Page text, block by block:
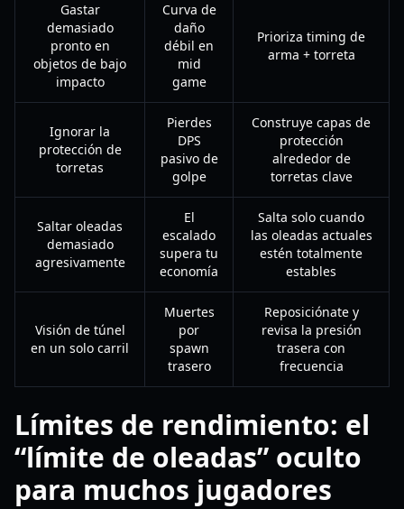
Gastar
demasiado
pronto en
objetos de bajo
impacto
Curva de
daño
débil en
mid
game
Prioriza timing de
arma + torreta
Ignorar la
protección de
torretas
Pierdes
DPS
pasivo de
golpe
Construye capas de
protección
alrededor de
torretas clave
Saltar oleadas
demasiado
agresivamente
El
escalado
supera tu
economía
Salta solo cuando
las oleadas actuales
estén totalmente
estables
Visión de túnel
en un solo carril
Muertes
por
spawn
trasero
Reposiciónate y
revisa la presión
trasera con
frecuencia
Límites de rendimiento: el
“límite de oleadas” oculto
para muchos jugadores